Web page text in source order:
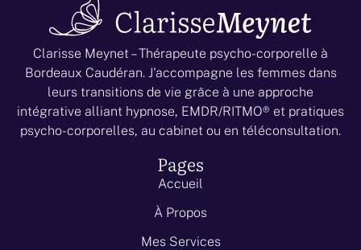
Clarisse Meynet – Thérapeute psycho-corporelle à
Bordeaux Caudéran. J'accompagne les femmes dans
leurs transitions de vie grâce à une approche
intégrative alliant hypnose, EMDR/RITMO® et pratiques
psycho-corporelles, au cabinet ou en téléconsultation.
Pages
Accueil
À Propos
Mes Services